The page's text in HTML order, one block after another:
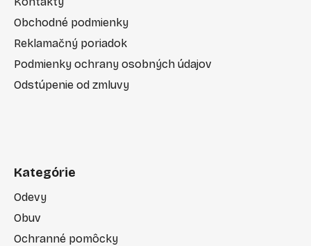
Obchodné podmienky
Reklamačný poriadok
Podmienky ochrany osobných údajov
Odstúpenie od zmluvy
Kategórie
Odevy
Obuv
Ochranné pomôcky